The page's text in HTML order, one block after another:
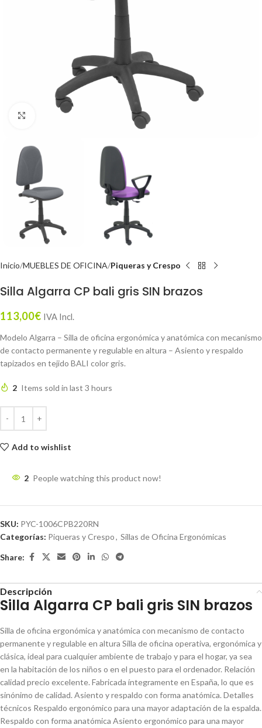
Click to enlarge
Inicio MUEBLES DE OFICINA Piqueras y Crespo
Silla Algarra CP bali gris SIN brazos
113,00€ IVA Incl.
Modelo Algarra – Silla de oficina ergonómica y anatómica con mecanismo
de contacto permanente y regulable en altura – Asiento y respaldo
tapizados en tejido BALI color gris.
2 Items sold in last 3 hours
Add to wishlist
2 People watching this product now!
SKU: PYC-1006CPB220RN
Categorías: Piqueras y Crespo, Sillas de Oficina Ergonómicas
Share:
Descripción
Silla Algarra CP bali gris SIN brazos
Silla de oficina ergonómica y anatómica con mecanismo de contacto
permanente y regulable en altura Silla de oficina operativa, ergonómica y
clásica, ideal para cualquier ambiente de trabajo y para el hogar, ya sea
en la habitación de los niños o en el puesto para el ordenador. Relación
calidad precio excelente. Fabricada íntegramente en España, lo que es
sinónimo de calidad. Asiento y respaldo con forma anatómica. Detalles
técnicos Respaldo ergonómico para una mayor adaptación de la espalda.
Respaldo con forma anatómica Asiento ergonómico para una mayor